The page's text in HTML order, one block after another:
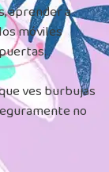
aprender a
móviles
ves burbujas
no